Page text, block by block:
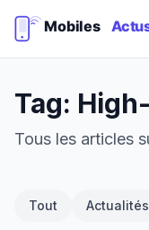
Tag:
Tous les articles
Tout Actualités